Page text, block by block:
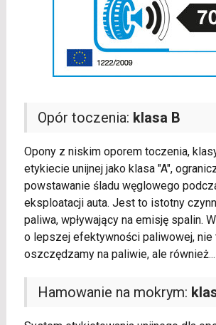
Opór toczenia: klasa B
Opony z niskim oporem toczenia,
etykiecie unijnej jako klasa "A",
powstawanie śladu węglowego
eksploatacji auta. Jest to istotny
paliwa, wpływający na emisję spalin.
o lepszej efektywności paliwowej, nie
oszczędzamy na paliwie, ale również...
Hamowanie na mokrym: